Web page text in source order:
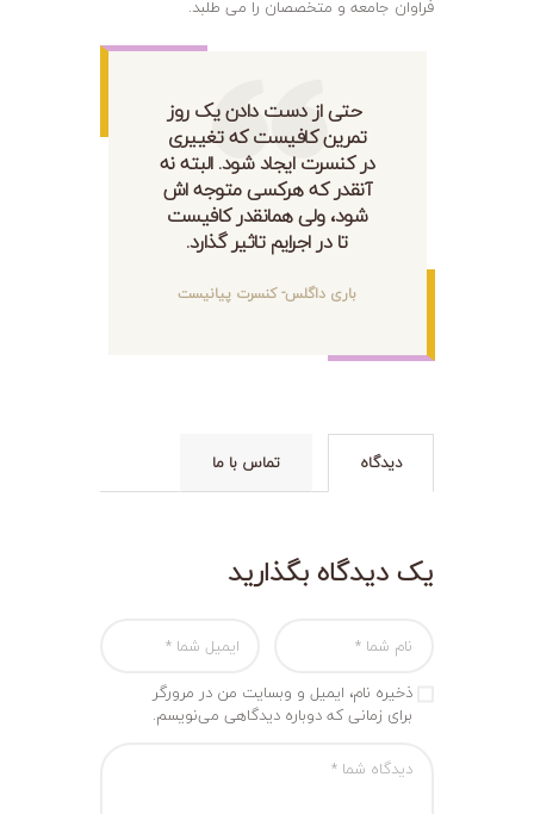
فراوان جامعه و متخصصان را می طلبد.
حتی از دست دادن یک روز
تمرین کافیست که تغییری
در کنسرت ایجاد شود. البته نه
آنقدر که هرکسی متوجه اش
شود، ولی همانقدر کافیست
تا در اجرایم تاثیر گذارد.
باری داگلس- کنسرت پیانیست
دیدگاه تماس با ما
یک دیدگاه بگذارید
ذخیره نام، ایمیل و وبسایت من در مرورگر
برای زمانی که دوباره دیدگاهی می‌نویسم.